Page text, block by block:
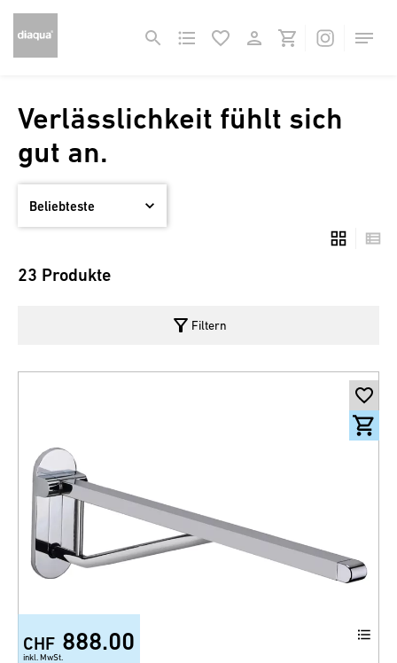
Verlässlichkeit fühlt sich
gut an.
23 Produkte
filter_alt Filtern
CHF 888.00
inkl. MwSt.